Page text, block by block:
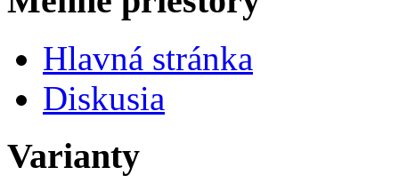
Hlavná stránka
Diskusia
Varianty